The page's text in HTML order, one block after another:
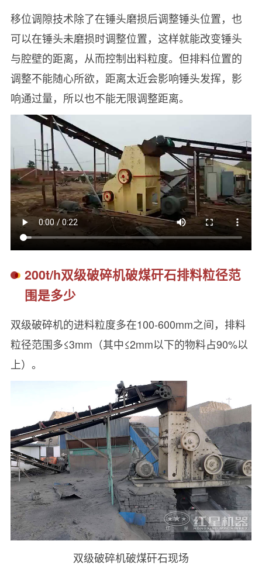
移位调隙技术除了在锤头磨损后调整锤头位置，也
可以在锤头未磨损时调整位置，这样就能改变锤头
与腔壁的距离，从而控制出料粒度。但排料位置的
调整不能随心所欲，距离太近会影响锤头发挥，影
响通过量，所以也不能无限调整距离。
200t/h双级破碎机破煤矸石排料粒径范
围是多少
双级破碎机的进料粒度多在100-600mm之间，排料
粒径范围多≤3mm（其中≤2mm以下的物料占90%以
上）。
双级破碎机破煤矸石现场